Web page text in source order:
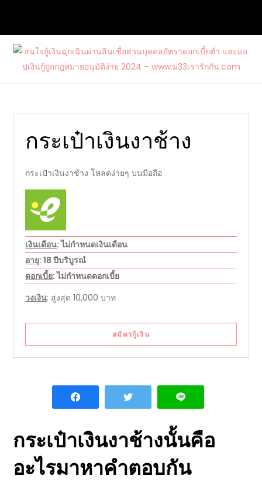
content
กฎหมายอนุมัติง่าย 2024 –
www.ม33เรารักกัน.com
รักกัน.com
กระเป๋าเงินงาช้าง
กระเป๋าเงินงาช้าง โหลดง่ายๆ บนมือถือ
เงินเดือน: ไม่กำหนดเงินเดือน
อายุ: 18 ปีบริบูรณ์
ดอกเบี้ย: ไม่กำหนดดอกเบี้ย
วงเงิน: สูงสุด 10,000 บาท
สมัครกู้เงิน
กระเป๋าเงินงาช้างนั้นคือ
อะไรมาหาคำตอบกัน